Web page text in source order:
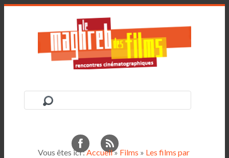
Vous êtes ici :Accueil» Films » Les films par